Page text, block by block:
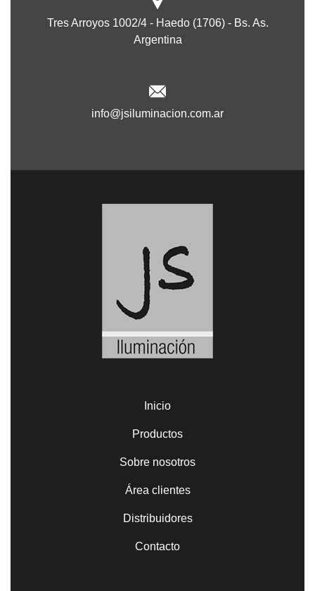
Tres Arroyos 1002/4 - Haedo (1706) - Bs. As.
Argentina
info@jsiluminacion.com.ar
Inicio
Productos
Sobre nosotros
Área clientes
Distribuidores
Contacto